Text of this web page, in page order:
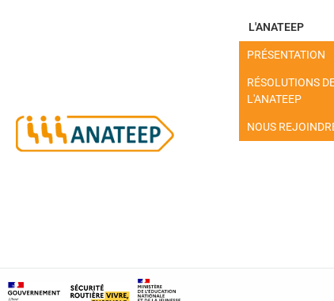
L'ANATEEP
PRÉSENTATION
RÉSOLUTIONS
L'ANATEEP
NOUS